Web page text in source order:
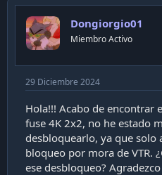
Dongiorgio01
Miembro Activo
29 Diciembre 2024
Hola!!! Acabo de encontrar
fuse 4K 2x2, no he estado
desbloquearlo, ya que solo
bloqueo por mora de VTR.
ese desbloqueo?